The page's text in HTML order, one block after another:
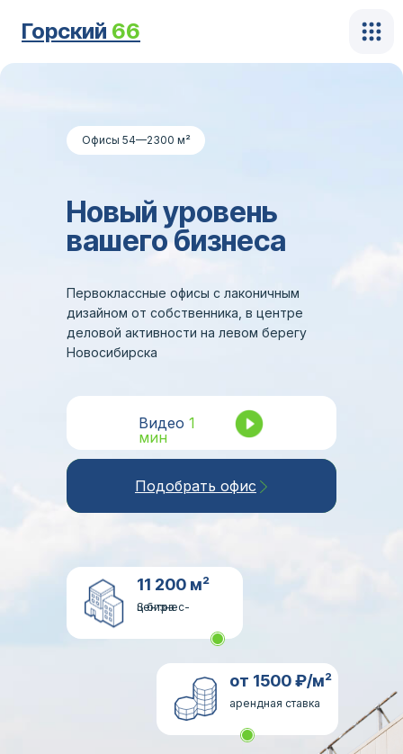
Горский 66
от 1500 ₽/м²
арендная ставка
11 200 м²
S бизнес-центра
Подобрать офис
Видео 1
мин
Видео 1 мин
Офисы 54—2300 м²
Первоклассные офисы с лаконичным
дизайном от собственника, в центре
деловой активности на левом берегу
Новосибирска
Новый уровень
вашего бизнеса